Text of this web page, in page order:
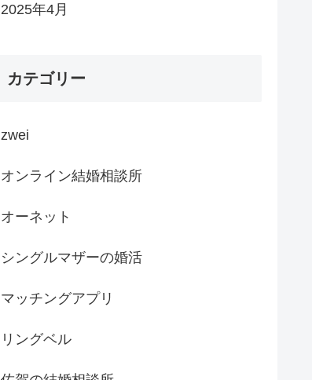
2025年4月
カテゴリー
zwei
オンライン結婚相談所
オーネット
シングルマザーの婚活
マッチングアプリ
リングベル